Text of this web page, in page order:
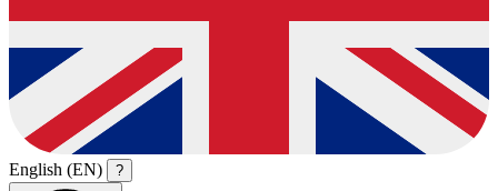
English (EN) ?